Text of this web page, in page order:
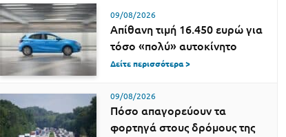
09/08/2026
Απίθανη τιμή 16.450 ευρώ για
τόσο «πολύ» αυτοκίνητο
Δείτε περισσότερα >
09/08/2026
Πόσο απαγορεύουν τα
φορτηγά στους δρόμους της